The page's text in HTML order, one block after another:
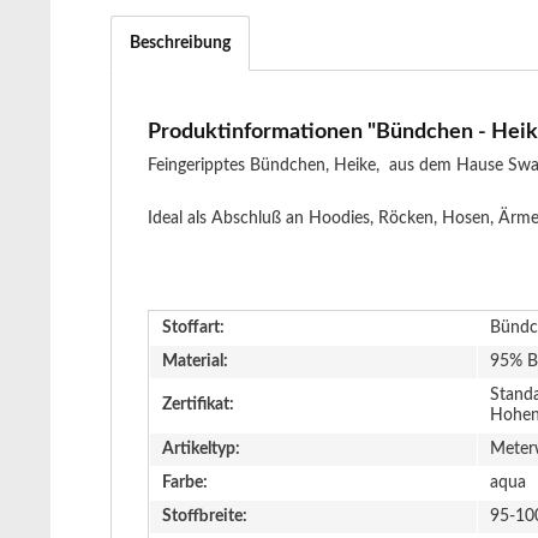
Beschreibung
Produktinformationen "Bündchen -
Feingeripptes Bündchen, Heike, aus dem Hause
Ideal als Abschluß an Hoodies, Röcken, Hosen,
Stoffart:
Material:
95%
Zertifikat:
Artikeltyp:
Farbe:
aqua
Stoffbreite:
95-